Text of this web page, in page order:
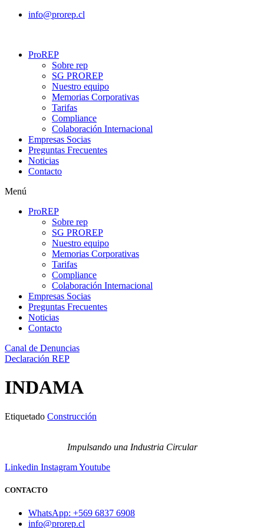
info@prorep.cl
ProREP
Sobre rep
SG PROREP
Nuestro equipo
Memorias Corporativas
Tarifas
Compliance
Colaboración Internacional
Empresas Socias
Preguntas Frecuentes
Noticias
Contacto
Menú
ProREP
Sobre rep
SG PROREP
Nuestro equipo
Memorias Corporativas
Tarifas
Compliance
Colaboración Internacional
Empresas Socias
Preguntas Frecuentes
Noticias
Contacto
Canal de Denuncias
Declaración REP
INDAMA
Etiquetado Construcción
Impulsando una Industria Circular
Linkedin InstagramYoutube
CONTACTO
WhatsApp: +569 6837 6908
info@prorep.cl